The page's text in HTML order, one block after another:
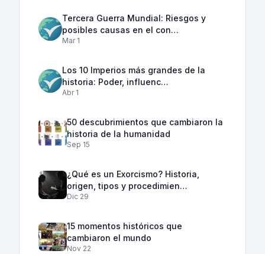
Tercera Guerra Mundial: Riesgos y
posibles causas en el con…
Mar 1
Los 10 Imperios más grandes de la
historia: Poder, influenc…
Abr 1
50 descubrimientos que cambiaron la
historia de la humanidad
Sep 15
¿Qué es un Exorcismo? Historia,
origen, tipos y procedimien…
Dic 29
15 momentos históricos que
cambiaron el mundo
Nov 22